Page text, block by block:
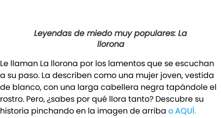
Leyendas de miedo muy populares: La
llorona
Le llaman La llorona por los lamentos que se escuchan
a su paso. La describen como una mujer joven, vestida
de blanco, con una larga cabellera negra tapándole el
rostro. Pero, ¿sabes por qué llora tanto? Descubre su
historia pinchando en la imagen de arriba o AQUÍ.